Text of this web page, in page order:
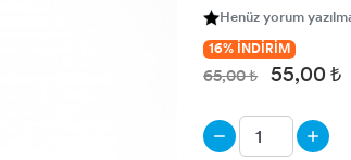
Henüz yorum
16% İNDİRİM
65,00 ₺ 55,00 ₺